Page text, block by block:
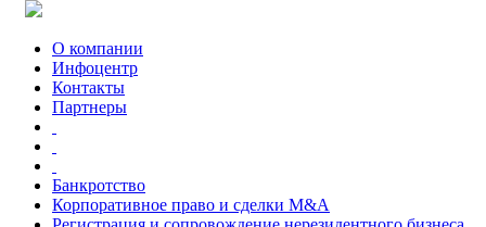
О компании
Инфоцентр
Контакты
Партнеры
Банкротство
Корпоративное право и сделки M&A